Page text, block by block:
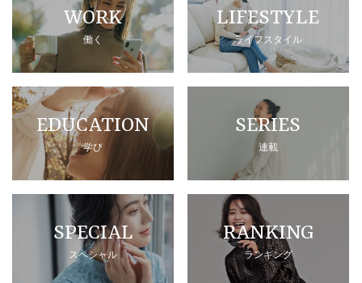
WORK
働く
LIFESTYLE
ライフスタイル
EDUCATION
学び
SERIES
連載
SPECIAL
スペシャル
RANKING
ランキング